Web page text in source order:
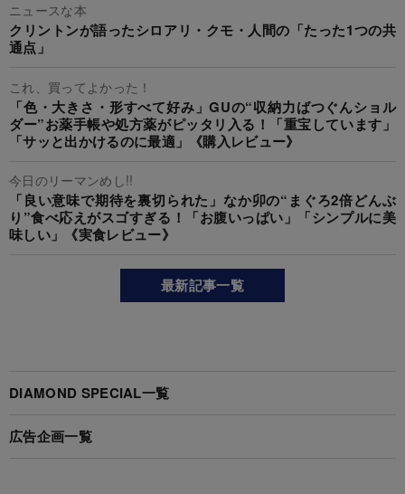
ニュースな本
クリントンが語ったシロアリ・クモ・人間の「たった1つの共
通点」
これ、買ってよかった！
「色・大きさ・形すべて好み」GUの“収納力ばつぐんショル
ダー”お薬手帳や処方薬がピッタリ入る！「重宝しています」
「サッと出かけるのに最適」《購入レビュー》
今日のリーマンめし!!
「良い意味で期待を裏切られた」なか卯の“まぐろ2倍どんぶ
り”食べ応えがスゴすぎる！「お腹いっぱい」「シンプルに美
味しい」《実食レビュー》
最新記事一覧
DIAMOND SPECIAL一覧
広告企画一覧